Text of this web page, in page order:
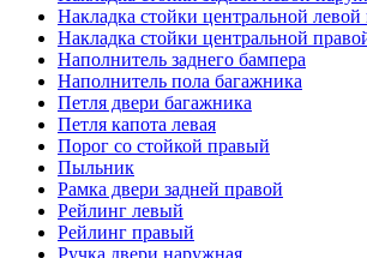
Накладка стойки центральной
Накладка стойки центральной
Наполнитель заднего бампера
Наполнитель пола багажника
Петля двери багажника
Петля капота левая
Порог со стойкой правый
Пыльник
Рамка двери задней правой
Рейлинг левый
Рейлинг правый
Ручка двери наружная